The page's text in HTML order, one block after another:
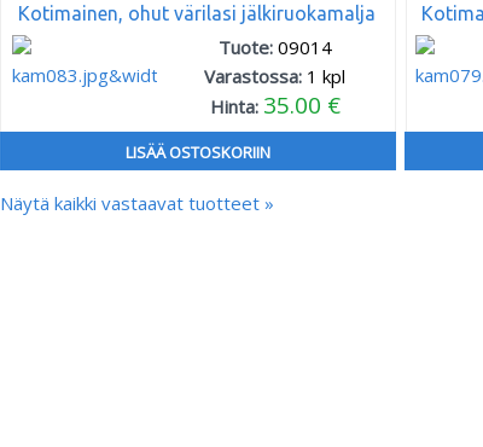
Kotimainen, ohut värilasi jälkiruokamalja
Tuote: 09014
Varastossa: 1 kpl
Hinta: 35.00 €
LISÄÄ OSTOSKORIIN
Näytä kaikki vastaavat tuotteet »